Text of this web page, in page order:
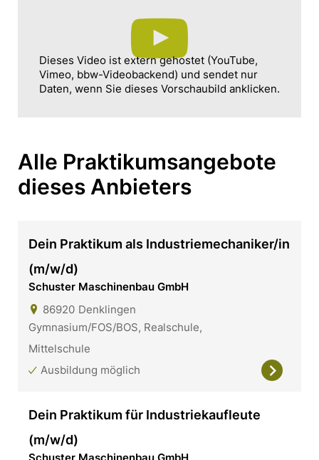
Dieses Video ist extern gehostet (YouTube,
Vimeo, bbw-Videobackend) und sendet nur
Daten, wenn Sie dieses Vorschaubild anklicken.
Alle Praktikumsangebote
dieses Anbieters
Dein Praktikum als Industriemechaniker/in
(m/w/d)
Schuster Maschinenbau GmbH
86920 Denklingen
Gymnasium/FOS/BOS, Realschule,
Mittelschule
Ausbildung möglich
Dein Praktikum für Industriekaufleute
(m/w/d)